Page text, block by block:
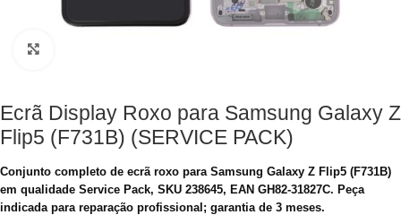
Ecrã Display Roxo para Samsung Galaxy Z
Flip5 (F731B) (SERVICE PACK)
Conjunto completo de ecrã roxo para Samsung Galaxy Z Flip5 (F731B)
em qualidade Service Pack, SKU 238645, EAN GH82-31827C. Peça
indicada para reparação profissional; garantia de 3 meses.